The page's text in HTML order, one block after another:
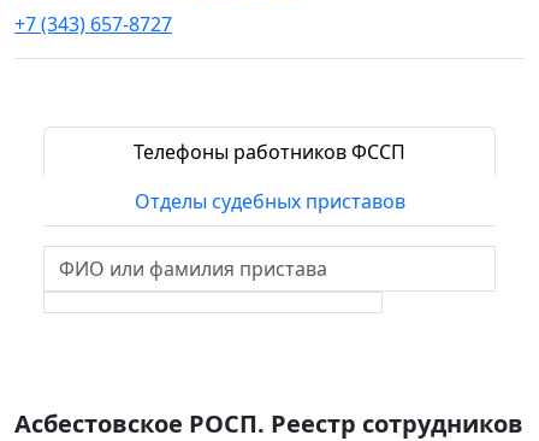
+7 (343) 657-8727
Телефоны работников ФССП
Отделы судебных приставов
Асбестовское РОСП. Реестр сотрудников